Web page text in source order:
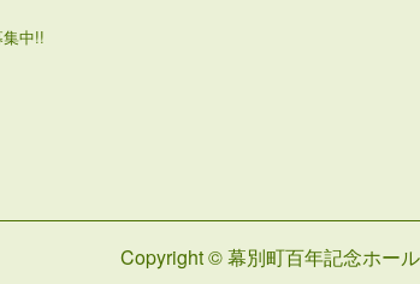
中!!
Copyright © 幕別町百年記念ホール